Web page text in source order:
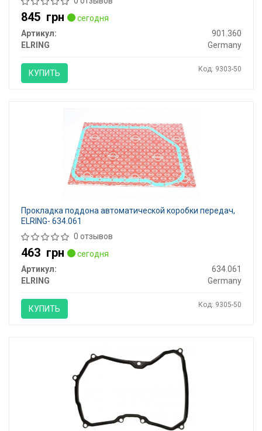
845 грн
сегодня
Артикул:
901.360
ELRING
Germany
КУПИТЬ Код: 9303-50
Прокладка поддона автоматической коробки передач,
ELRING- 634.061
0 отзывов
463 грн
сегодня
Артикул:
634.061
ELRING
Germany
КУПИТЬ Код: 9305-50